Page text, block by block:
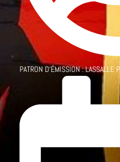
PATRON D'ÉMISSION :LASSALLE